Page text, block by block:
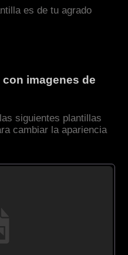
es de tu agrado
imagenes de
siguientes plantillas
cambiar la apariencia